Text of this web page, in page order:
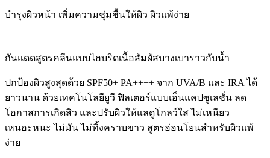
บำรุงผิวหน้า เพิ่มความชุ่มชื้นให้ผิว ผิวแพ้ง่าย
กันแดดสูตรคลีนแบบไฮบริดเนื้อสัมผัสบางเบาราวกับน้ำ
ปกป้องผิวสูงสุดด้วย SPF50+ PA++++ จาก UVA/B และ IRA ได้
ยาวนาน ด้วยเทคโนโลยียูวี ฟิลเตอร์แบบเอ็นแคปซูเลชั่น ลด
โอกาสการเกิดสิว และปรับผิวให้แลดูโกลว์ใส ไม่เหนียว
เหนอะหนะ ไม่มัน ไม่ทิ้งคราบขาว สูตรอ่อนโยนสำหรับผิวแพ้
ง่าย